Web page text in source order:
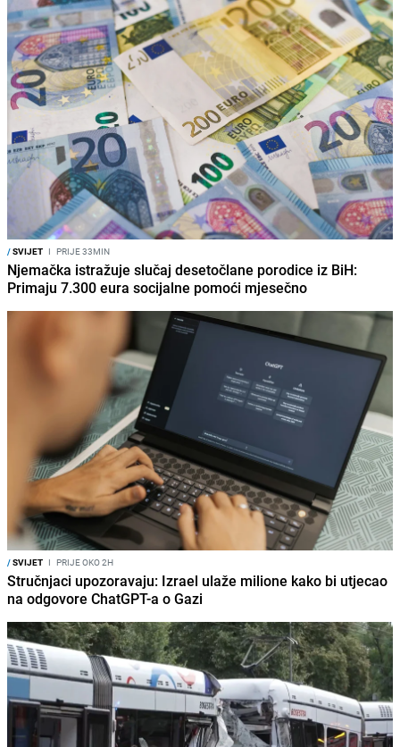
/SVIJET I PRIJE 33MIN
Njemačka istražuje slučaj desetočlane porodice iz BiH:
Primaju 7.300 eura socijalne pomoći mjesečno
/SVIJET I PRIJE OKO 2H
Stručnjaci upozoravaju: Izrael ulaže milione kako bi utjecao
na odgovore ChatGPT-a o Gazi